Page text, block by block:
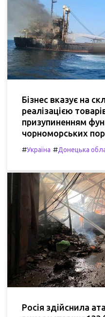
Бізнес вказує на
реалізацією
призупиненням
чорноморських
#Україна #Донецька
Росія здійснила